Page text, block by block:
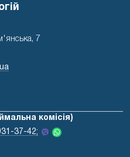
7
комісія)
37-42;